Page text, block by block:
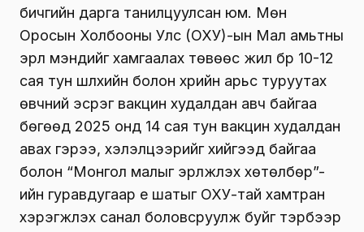
бичгийн дарга танилцуулсан юм. Мөн
Оросын Холбооны Улс (ОХУ)-ын Мал амьтны
эрүүл мэндийг хамгаалах төвөөс жил бүр 10-12
сая тун шүлхийн болон үхрийн арьс туруутах
өвчний эсрэг вакцин худалдан авч байгаа
бөгөөд 2025 онд 14 сая тун вакцин худалдан
авах гэрээ, хэлэлцээрийг хийгээд байгаа
болон “Монгол малыг эрүүлжүүлэх хөтөлбөр”-
ийн гуравдугаар үе шатыг ОХУ-тай хамтран
хэрэгжүүлэх санал боловсруулж буйг тэрбээр